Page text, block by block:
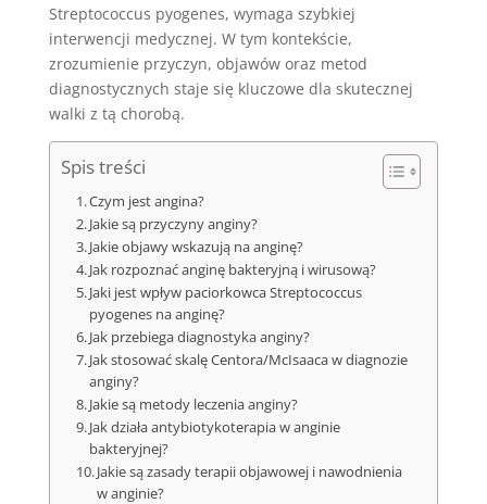
Streptococcus pyogenes, wymaga szybkiej
interwencji medycznej. W tym kontekście,
zrozumienie przyczyn, objawów oraz metod
diagnostycznych staje się kluczowe dla skutecznej
walki z tą chorobą.
Spis treści
Czym jest angina?
Jakie są przyczyny anginy?
Jakie objawy wskazują na anginę?
Jak rozpoznać anginę bakteryjną i wirusową?
Jaki jest wpływ paciorkowca Streptococcus
pyogenes na anginę?
Jak przebiega diagnostyka anginy?
Jak stosować skalę Centora/McIsaaca w diagnozie
anginy?
Jakie są metody leczenia anginy?
Jak działa antybiotykoterapia w anginie
bakteryjnej?
Jakie są zasady terapii objawowej i nawodnienia
w anginie?